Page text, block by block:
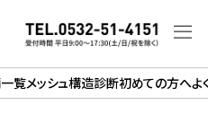
覧メッシュ構造診断初めての方へよ